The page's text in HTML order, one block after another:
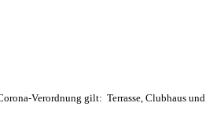
Verordnung gilt: Terrasse, Clubhaus